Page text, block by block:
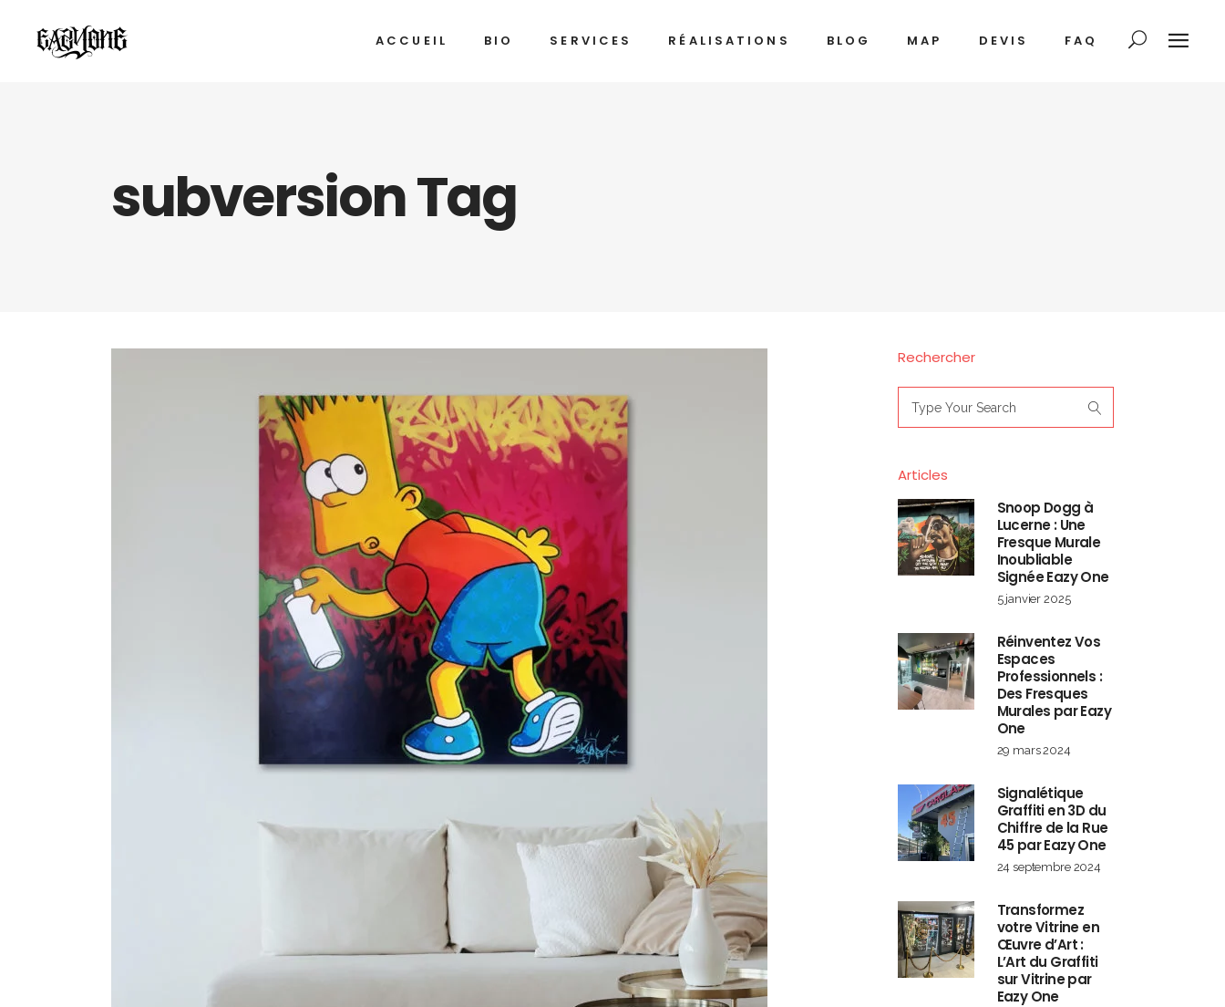
ACCUEIL BIO SERVICES RÉALISATIONS BLOG MAP DEVIS FAQ
subversion Tag
Rechercher
for:
Articles
Snoop Dogg à
Lucerne : Une
Fresque Murale
Inoubliable
Signée Eazy One
5 janvier 2025
Réinventez Vos
Espaces
Professionnels :
Des Fresques
Murales par Eazy
One
29 mars 2024
Signalétique
Graffiti en 3D du
Chiffre de la Rue
45 par Eazy One
24 septembre 2024
Transformez
votre Vitrine en
Œuvre d’Art :
L’Art du Graffiti
sur Vitrine par
Eazy One